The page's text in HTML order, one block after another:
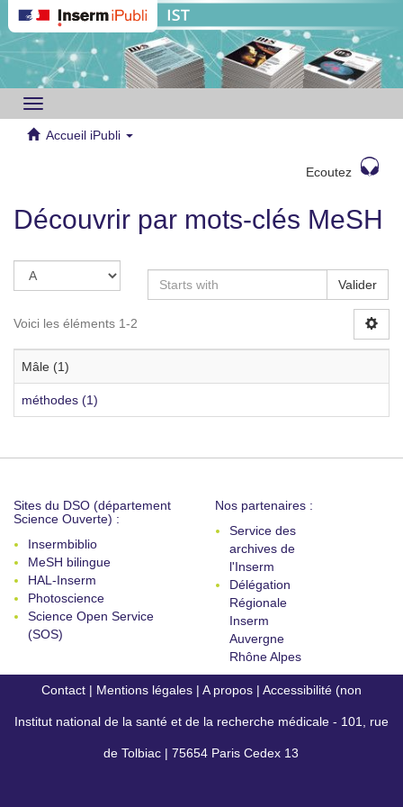
Toggle
navigation
Accueil iPubli
Ecoutez
Découvrir par mots-clés MeSH
Valider
Voici les éléments 1-2
Mâle (1)
méthodes (1)
Sites du DSO (département
Science Ouverte) :
Insermbiblio
MeSH bilingue
HAL-Inserm
Photoscience
Science Open Service
(SOS)
Nos partenaires :
Service des
archives de
l'Inserm
Délégation
Régionale
Inserm
Auvergne
Rhône Alpes
Contact | Mentions légales | A propos | Accessibilité (non
conforme)
Institut national de la santé et de la recherche médicale - 101, rue
de Tolbiac | 75654 Paris Cedex 13